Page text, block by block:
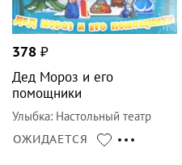
378 ₽
Дед Мороз и его
помощники
Улыбка: Настольный театр
ОЖИДАЕТСЯ